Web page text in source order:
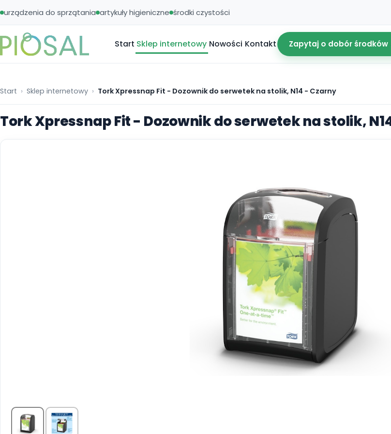
urządzenia do sprzątania artykuły higieniczne środki czystości
Start Sklep internetowy Nowości Kontakt Zapytaj o dobór środków
Start Sklep internetowy Tork Xpressnap Fit - Dozownik do serwetek na stolik, N14 - Czarny
Tork Xpressnap Fit - Dozownik do serwetek na stolik,